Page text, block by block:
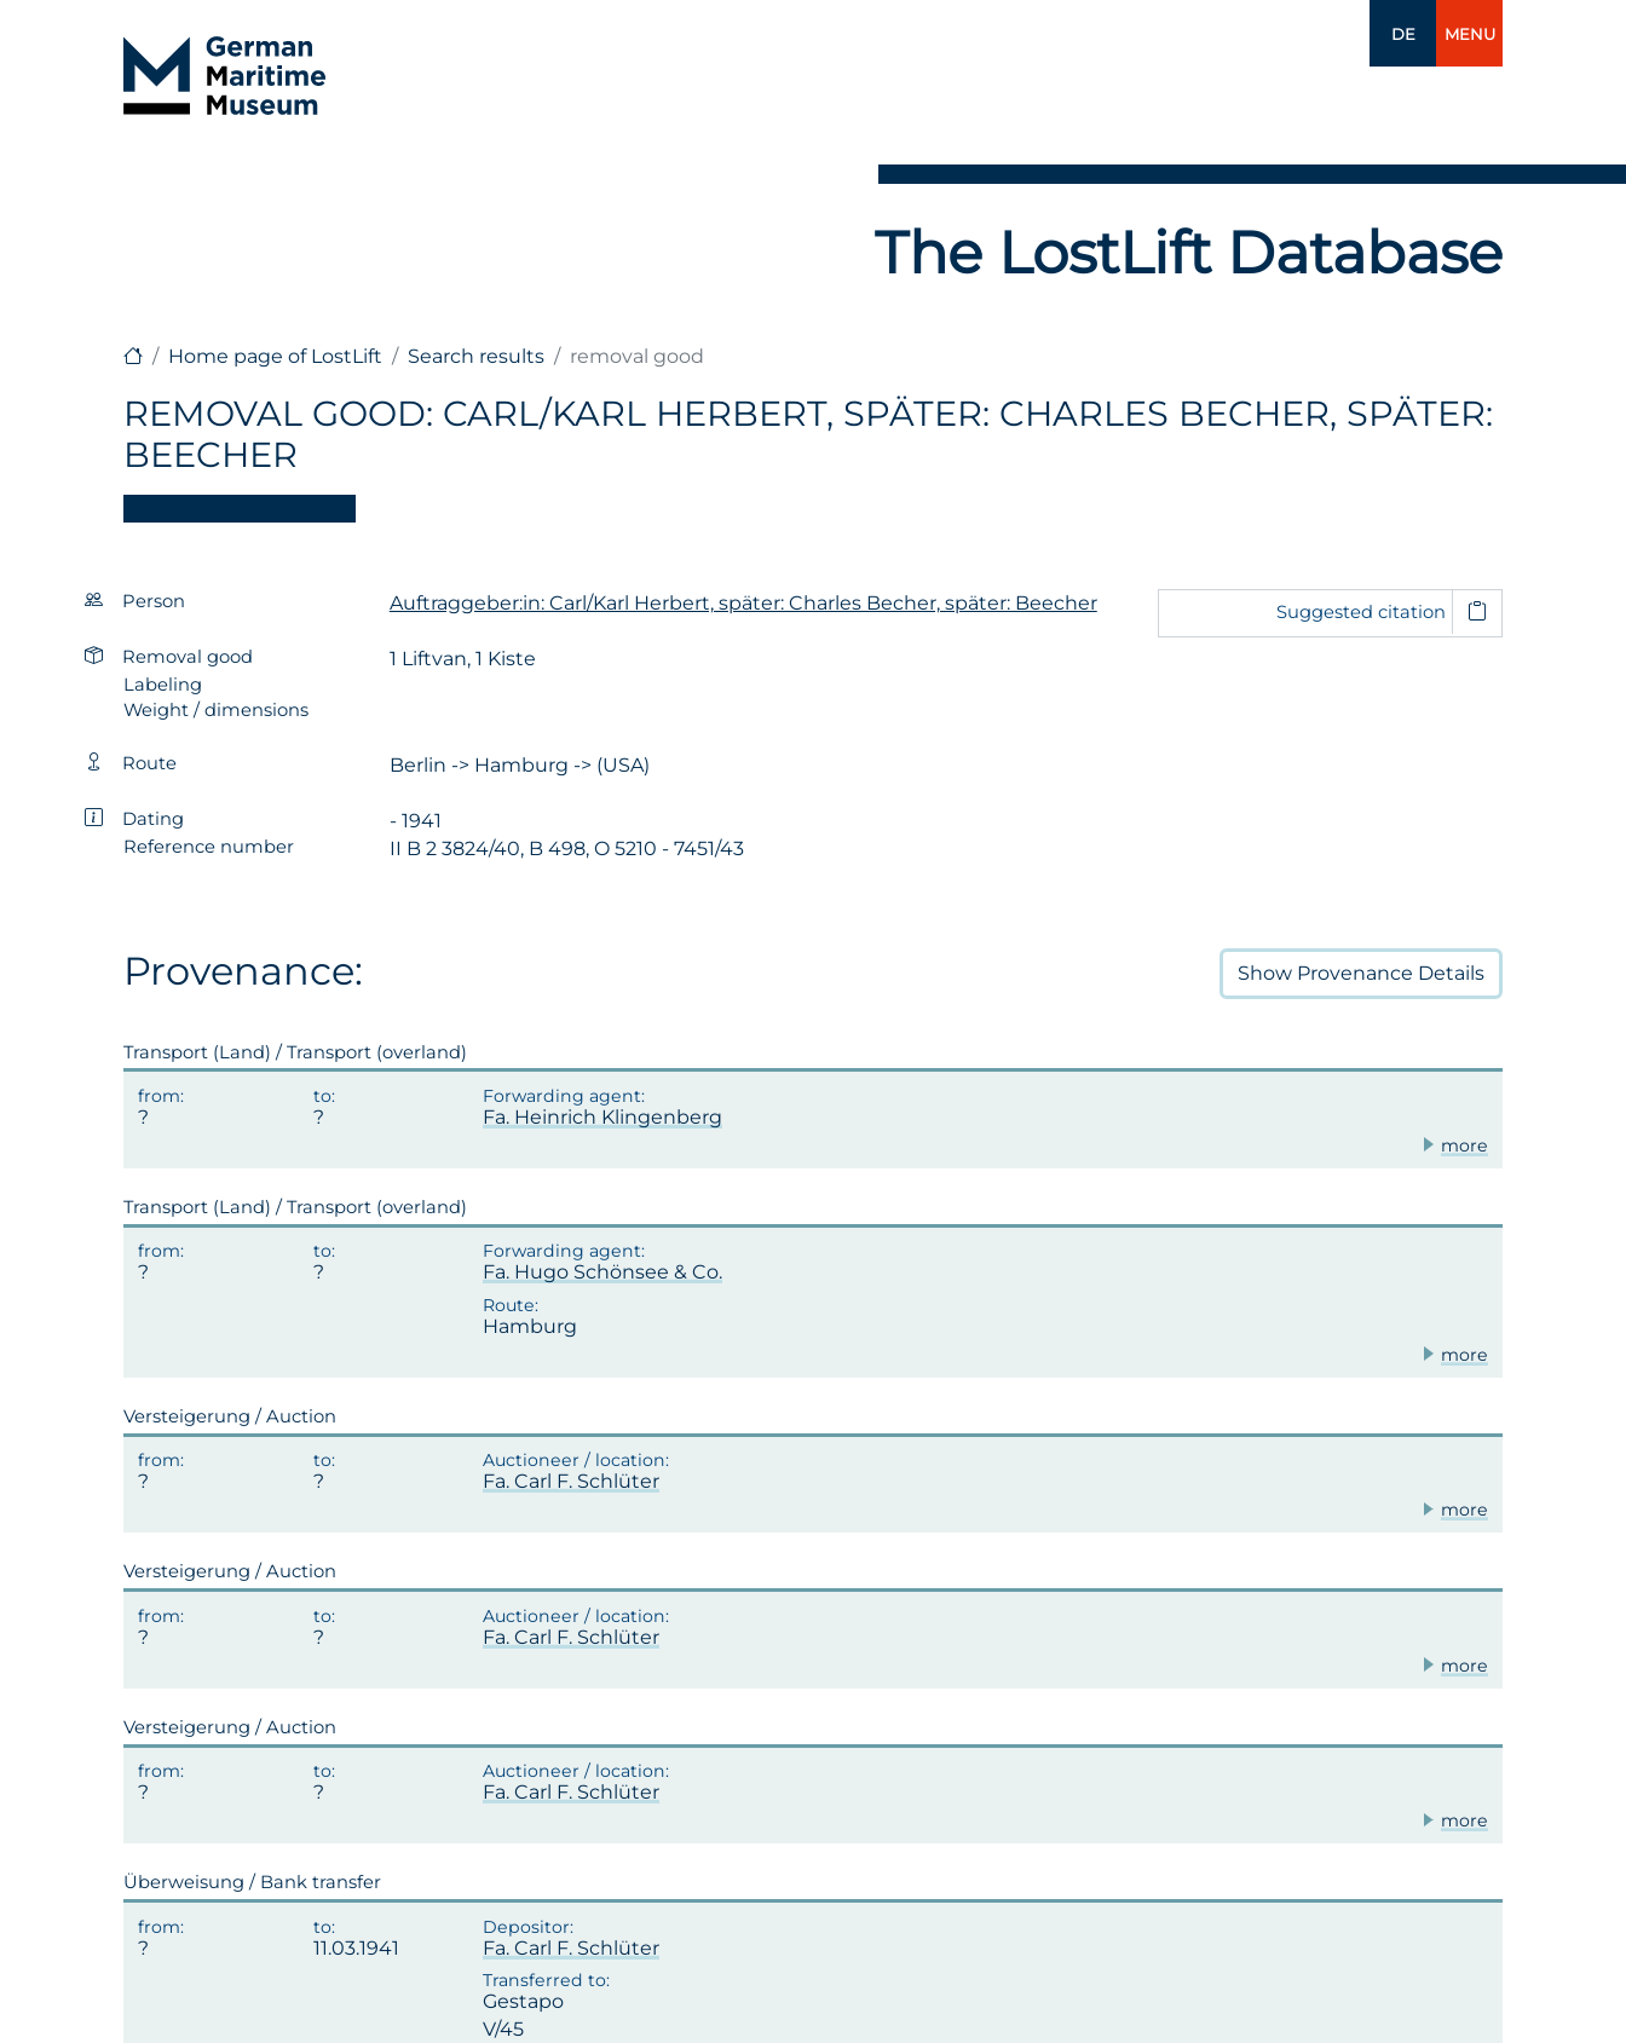
DE MENU
The LostLift Database
Home page of LostLift Search results removal good
REMOVAL GOOD: CARL/KARL HERBERT, SPÄTER: CHARLES BECHER, SPÄTER:
BEECHER
Person Auftraggeber:in: Carl/Karl Herbert, später: Charles Becher, später: Beecher
Removal good 1 Liftvan, 1 Kiste
Labeling
Weight / dimensions
Route Berlin -> Hamburg -> (USA)
Dating - 1941
Reference number II B 2 3824/40, B 498, O 5210 - 7451/43
Suggested citation
Provenance: Show Provenance Details
Transport (Land) / Transport (overland)
Fa. Heinrich Klingenberg
more
Transport (Land) / Transport (overland)
Fa. Hugo Schönsee & Co.
Hamburg
more
Versteigerung / Auction
Fa. Carl F. Schlüter
more
Versteigerung / Auction
Fa. Carl F. Schlüter
more
Versteigerung / Auction
Fa. Carl F. Schlüter
more
Überweisung / Bank transfer
11.03.1941 Fa. Carl F. Schlüter
Gestapo
V/45